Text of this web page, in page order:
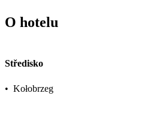
O hotelu
Středisko
• Kołobrzeg